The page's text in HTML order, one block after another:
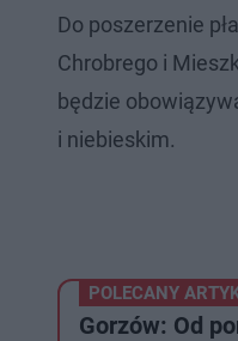
Do poszerzenie
Chrobrego i
będzie
i niebieskim.
POLECANY
Gorzów: Od